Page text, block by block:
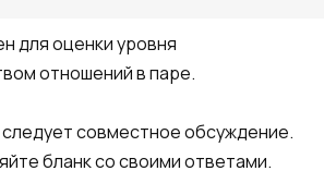
для оценки уровня
отношений в паре.
совместное обсуждение.
бланк со своими ответами.